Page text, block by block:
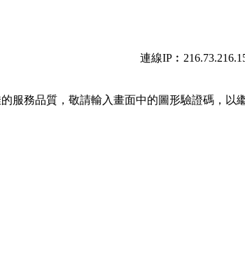
連線
服務品質，敬請輸入畫面中的圖形驗證碼，以